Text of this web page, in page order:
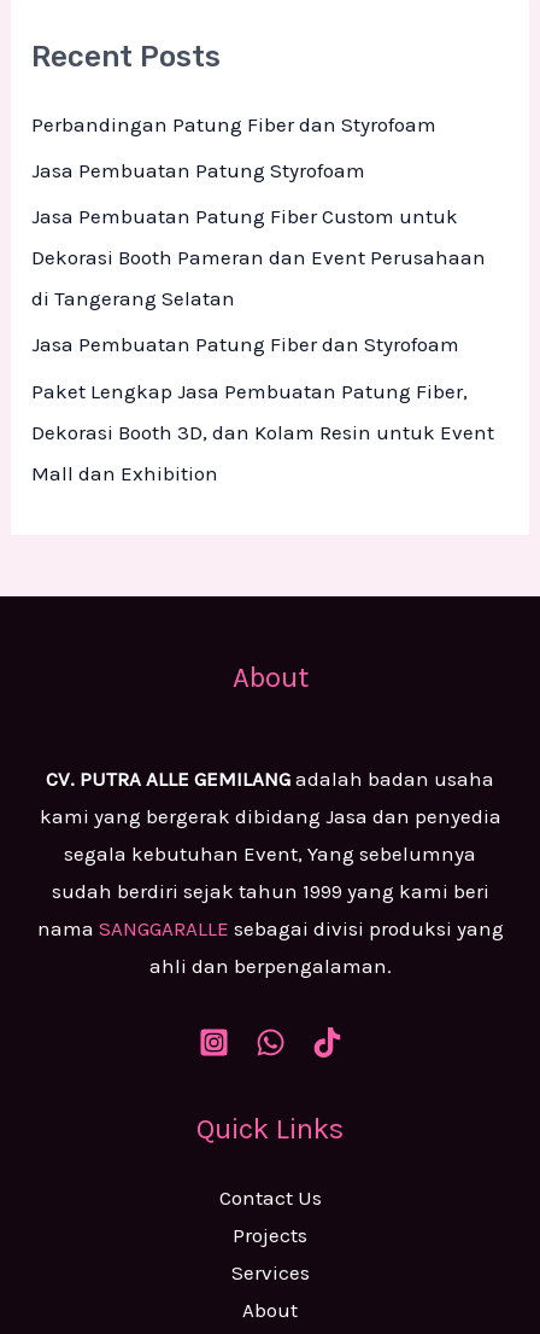
cRecent Posts
Perbandingan Patung Fiber dan Styrofoam
Jasa Pembuatan Patung Styrofoam
Jasa Pembuatan Patung Fiber Custom untuk
Dekorasi Booth Pameran dan Event Perusahaan
di Tangerang Selatan
Jasa Pembuatan Patung Fiber dan Styrofoam
Paket Lengkap Jasa Pembuatan Patung Fiber,
Dekorasi Booth 3D, dan Kolam Resin untuk Event
Mall dan Exhibition
About
CV. PUTRA ALLE GEMILANG adalah badan usaha
kami yang bergerak dibidang Jasa dan penyedia
segala kebutuhan Event, Yang sebelumnya
sudah berdiri sejak tahun 1999 yang kami beri
nama SANGGARALLE sebagai divisi produksi yang
ahli dan berpengalaman.
Quick Links
Contact Us
Projects
Services
About